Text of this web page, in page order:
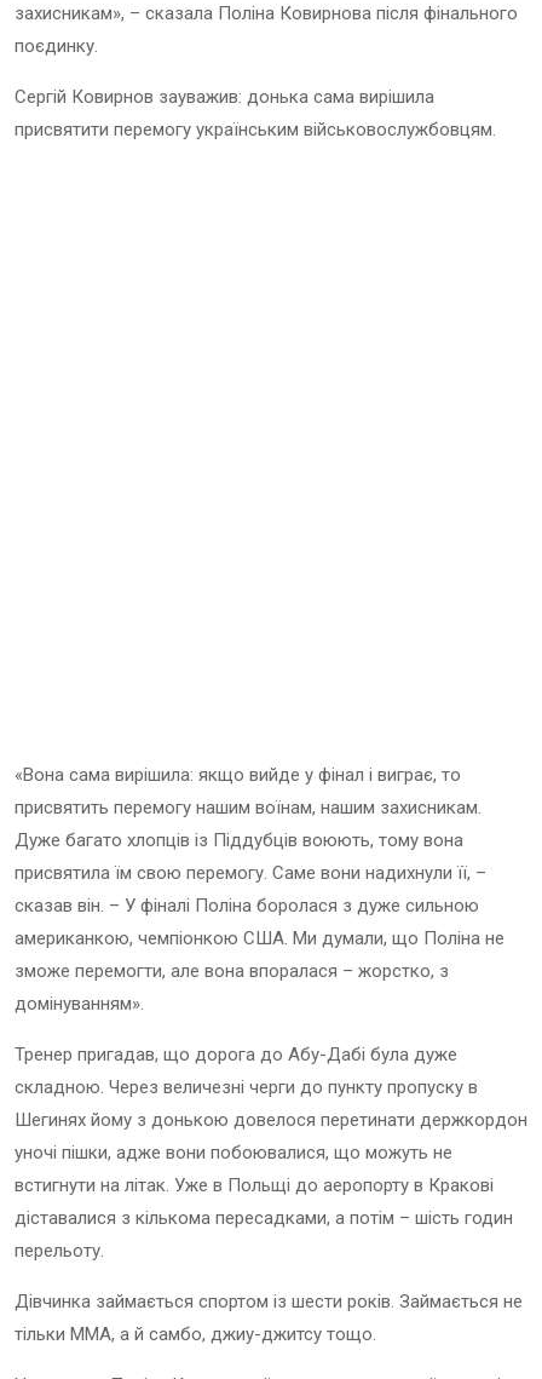
захисникам», – сказала Поліна Ковирнова після фінального
поєдинку.
Сергій Ковирнов зауважив: донька сама вирішила
присвятити перемогу українським військовослужбовцям.
«Вона сама вирішила: якщо вийде у фінал і виграє, то
присвятить перемогу нашим воїнам, нашим захисникам.
Дуже багато хлопців із Піддубців воюють, тому вона
присвятила їм свою перемогу. Саме вони надихнули її, –
сказав він. – У фіналі Поліна боролася з дуже сильною
американкою, чемпіонкою США. Ми думали, що Поліна не
зможе перемогти, але вона впоралася – жорстко, з
домінуванням».
Тренер пригадав, що дорога до Абу-Дабі була дуже
складною. Через величезні черги до пункту пропуску в
Шегинях йому з донькою довелося перетинати держкордон
уночі пішки, адже вони побоювалися, що можуть не
встигнути на літак. Уже в Польщі до аеропорту в Кракові
діставалися з кількома пересадками, а потім – шість годин
перельоту.
Дівчинка займається спортом із шести років. Займається не
тільки ММА, а й самбо, джиу-джитсу тощо.